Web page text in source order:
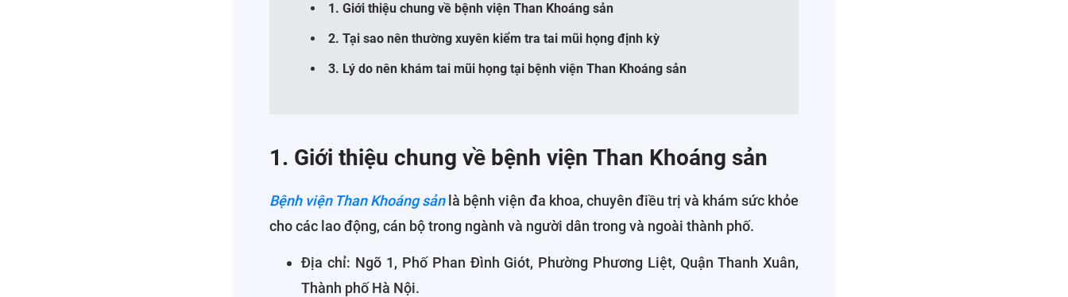
1. Giới thiệu chung về bệnh viện Than Khoáng sản
2. Tại sao nên thường xuyên kiểm tra tai mũi họng định kỳ
3. Lý do nên khám tai mũi họng tại bệnh viện Than Khoáng sản
1. Giới thiệu chung về bệnh viện Than Khoáng sản
Bệnh viện Than Khoáng sảnlà bệnh viện đa khoa, chuyên điều trị và khám sức khỏe
cho các lao động, cán bộ trong ngành và người dân trong và ngoài thành phố.
Địa chỉ: Ngõ 1, Phố Phan Đình Giót, Phường Phương Liệt, Quận Thanh Xuân,
Thành phố Hà Nội.